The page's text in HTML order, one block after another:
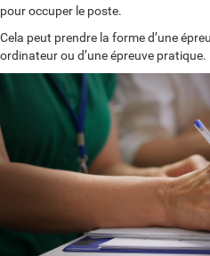
pour occuper le poste.
Cela peut prendre la forme d’une
ordinateur ou d’une épreuve pratique.